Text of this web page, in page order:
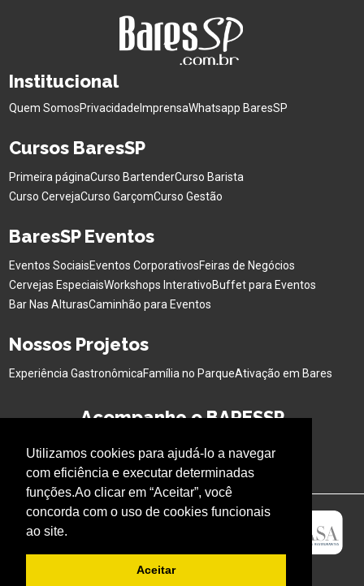
Utilizamos cookies para ajudá-lo a navegar
com eficiência e executar determinadas
funções.Ao clicar em “Aceitar”, você
concorda com o uso de cookies funcionais
ao site.
Aceitar
Institucional
Quem SomosPrivacidade ImprensaWhatsapp BaresSP
Cursos BaresSP
Primeira páginaCurso BartenderCurso Barista
Curso CervejaCurso GarçomCurso Gestão
BaresSP Eventos
Eventos SociaisEventos CorporativosFeiras de Negócios
Cervejas EspeciaisWorkshops InterativoBuffet para Eventos
Bar Nas AlturasCaminhão para Eventos
Nossos Projetos
Experiência GastronômicaFamília no ParqueAtivação em Bares
Acompanhe o BARESSP